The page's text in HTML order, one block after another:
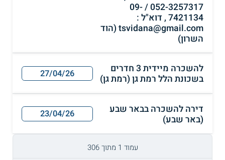
052-3257317 / 09-
7421134 , דוא"ל :
tsvidana@gmail.com (הוד
השרון)
להשכרה מיידית 3 חדרים
בשכונת הלל רמת גן (רמת גן)
27/04/26
דירה להשכרה בבאר שבע
(באר שבע)
23/04/26
עמוד 1 מתוך 306